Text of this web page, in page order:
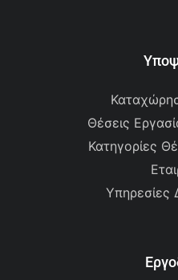
Θέσεις
Κατηγορίες
Υπηρεσίες